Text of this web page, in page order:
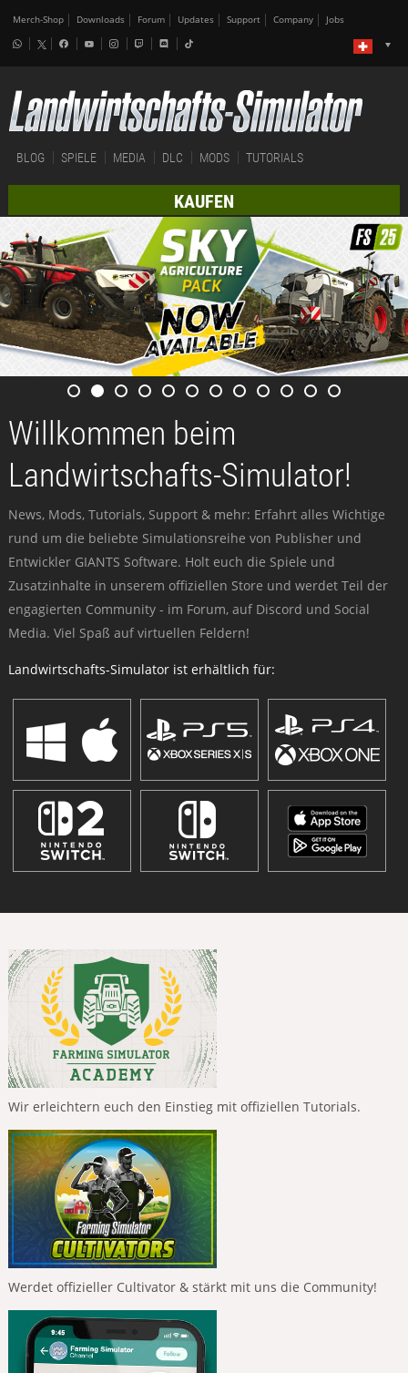
Merch-Shop Downloads Forum Updates Support Company Jobs
BLOG SPIELE MEDIA DLC MODS TUTORIALS
KAUFEN
Willkommen beim
Landwirtschafts-Simulator!
News, Mods, Tutorials, Support & mehr: Erfahrt alles Wichtige
rund um die beliebte Simulationsreihe von Publisher und
Entwickler GIANTS Software. Holt euch die Spiele und
Zusatzinhalte in unserem offiziellen Store und werdet Teil der
engagierten Community - im Forum, auf Discord und Social
Media. Viel Spaß auf virtuellen Feldern!
Landwirtschafts-Simulator ist erhältlich für:
Wir erleichtern euch den Einstieg mit offiziellen Tutorials.
Werdet offizieller Cultivator & stärkt mit uns die Community!